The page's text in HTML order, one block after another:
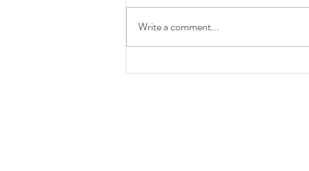
hong kong is ugly
Write a comment...